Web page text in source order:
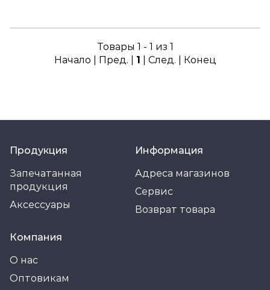
Товары 1 - 1 из 1
Начало | Пред. | 1 | След. | Конец
Продукция
Запечатанная
продукция
Аксессуары
Информация
Адреса магазинов
Сервис
Возврат товара
Компания
О нас
Оптовикам